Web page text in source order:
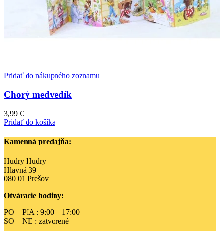
Pridať do nákupného zoznamu
Chorý medvedík
3,99 €
Pridať do košíka
Kamenná predajňa:
Hudry Hudry
Hlavná 39
080 01 Prešov
Otváracie hodiny:
PO – PIA : 9:00 – 17:00
SO – NE : zatvorené